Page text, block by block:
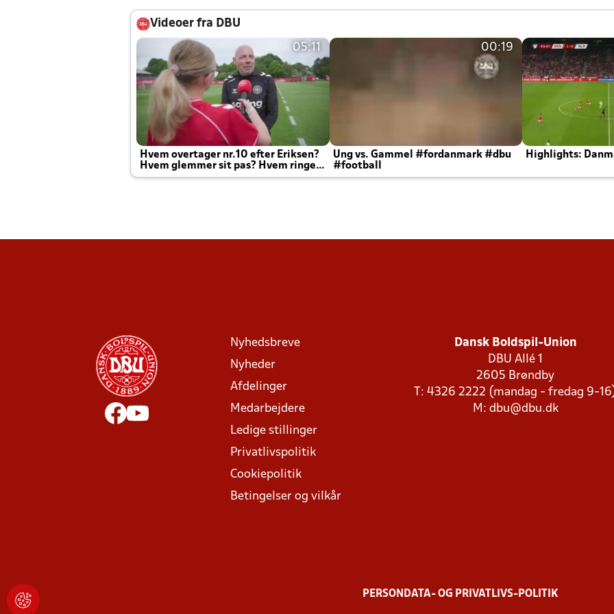
Videoer fra DBU
05:11
Hvem overtager nr.10 efter Eriksen?
Hvem glemmer sit pas? Hvem ringer
Joachim altid til efter kampe?
00:19
Ung vs. Gammel #fordanmark #dbu
#football
Highlights:
Nyhedsbreve
Nyheder
Afdelinger
Medarbejdere
Ledige stillinger
Privatlivspolitik
Cookiepolitik
Betingelser og vilkår
Dansk Boldspil-Union
DBU Allé 1
2605 Brøndby
T: 4326 2222 (mandag - fredag 9-
M: dbu@dbu.dk
PERSONDATA- OG PRIVATLIVS-POLITIK